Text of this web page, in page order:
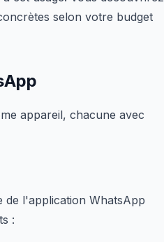
selon votre budget
appareil, chacune avec
de l'application WhatsApp
: